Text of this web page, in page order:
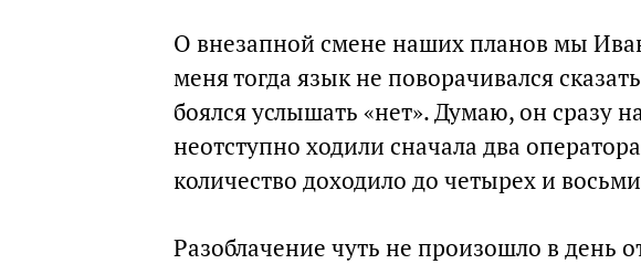
О внезапной смене наших планов мы
меня тогда язык не поворачивался
боялся услышать «нет». Думаю, он сразу
неотступно ходили сначала два
количество доходило до четырех и
Разоблачение чуть не произошло в день